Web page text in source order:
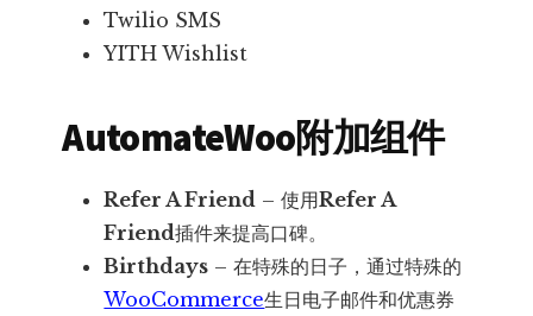
Twilio SMS
YITH Wishlist
AutomateWoo附加组件
Refer A Friend – 使用Refer A
Friend插件来提高口碑。
Birthdays – 在特殊的日子，通过特殊的
WooCommerce生日电子邮件和优惠券